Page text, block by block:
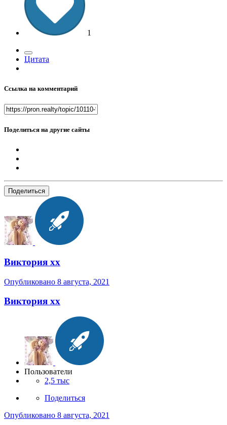
1
Цитата
Ссылка на комментарий
Поделиться на другие сайты
Поделиться
Виктория хх
Опубликовано 8 августа, 2021
Виктория хх
Пользователи
2,5 тыс
Поделиться
Опубликовано 8 августа, 2021